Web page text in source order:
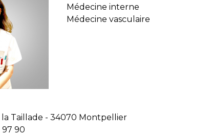
Médecine interne
Médecine vasculaire
la Taillade - 34070 Montpellier
97 90